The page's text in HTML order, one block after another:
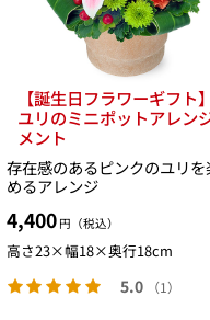
【誕生日フラワーギフト】
ユリのミニポットアレン
メント
存在感のあるピンクのユリを
めるアレンジ
4,400 円（税込）
高さ23×幅18×奥行18cm
5.0 （1）